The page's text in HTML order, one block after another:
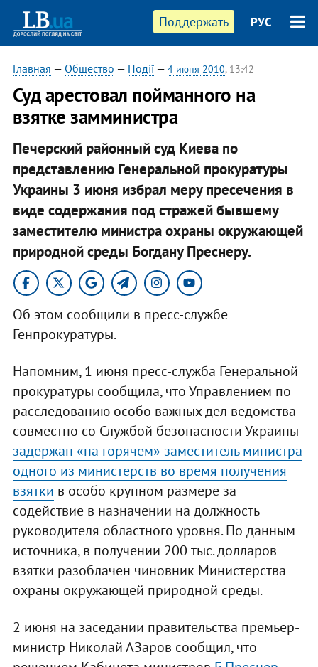
Поддержать РУС
Главная — Общество — Події— 4 июня 2010, 13:42
Суд арестовал пойманного на
взятке замминистра
Печерский районный суд Киева по
представлению Генеральной прокуратуры
Украины 3 июня избрал меру пресечения в
виде содержания под стражей бывшему
заместителю министра охраны окружающей
природной среды Богдану Преснеру.
Об этом сообщили в пресс-службе
Генпрокуратуры.
Напомним, 1 июня пресс-служба Генеральной
прокуратуры сообщила, что Управлением по
расследованию особо важных дел ведомства
совместно со Службой безопасности Украины
задержан «на горячем» заместитель министра
одного из министерств во время получения
взятки в особо крупном размере за
содействие в назначении на должность
руководителя областного уровня. По данным
источника, в получении 200 тыс. долларов
взятки разоблачен чиновник Министерства
охраны окружающей природной среды.
2 июня на заседании правительства премьер-
министр Николай АЗаров сообщил, что